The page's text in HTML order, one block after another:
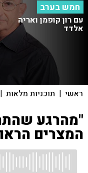
חמש בערב
עם רון קופמן ואריה
אלדד
ראשי | תוכניות מלאות |
"מהרגע
המצרים